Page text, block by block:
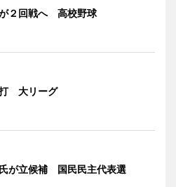
２回戦へ 高校野球
大リーグ
が立候補 国民民主代表選